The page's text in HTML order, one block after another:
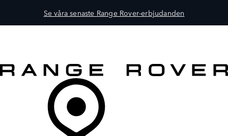
Se våra senaste Range Rover-erbjudanden